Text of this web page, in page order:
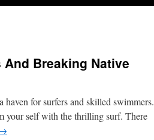
Breaking Native
haven for surfers and skilled swimmers.
your self with the thrilling surf. There